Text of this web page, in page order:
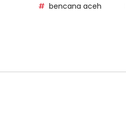
bencana aceh